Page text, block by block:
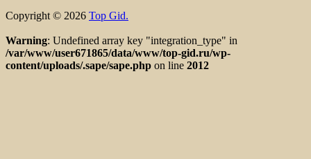
Copyright © 2026 Top Gid.
Warning: Undefined array key "integration_type" in
/var/www/user671865/data/www/top-gid.ru/wp-
content/uploads/.sape/sape.php on line 2012